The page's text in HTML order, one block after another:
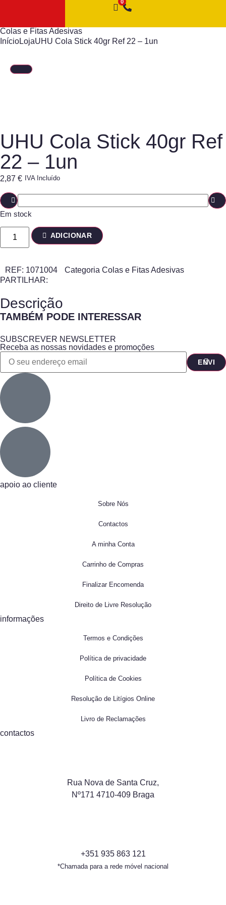
Colas e Fitas Adesivas
InícioLojaUHU Cola Stick 40gr Ref 22 – 1un
UHU Cola Stick 40gr Ref
22 – 1un
2,87 € IVA Incluído
Em stock
ADICIONAR
REF: 1071004 Categoria Colas e Fitas Adesivas
PARTILHAR:
Descrição
TAMBÉM PODE INTERESSAR
SUBSCREVER NEWSLETTER
Receba as nossas novidades e promoções
apoio ao cliente
Sobre Nós
Contactos
A minha Conta
Carrinho de Compras
Finalizar Encomenda
Direito de Livre Resolução
informações
Termos e Condições
Política de privacidade
Política de Cookies
Resolução de Litígios Online
Livro de Reclamações
contactos
Rua Nova de Santa Cruz,
Nº171 4710-409 Braga
+351 935 863 121
*Chamada para a rede móvel nacional